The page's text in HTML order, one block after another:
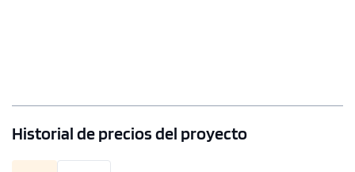
Historial de precios del proyecto